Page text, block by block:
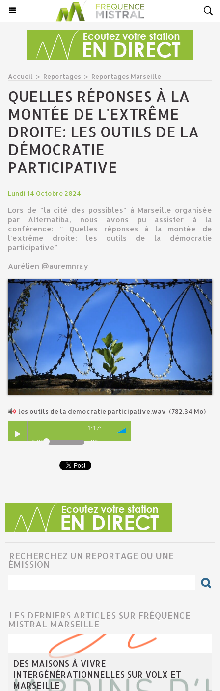
Accueil > Reportages > Reportages Marseille
QUELLES RÉPONSES À LA
MONTÉE DE L'EXTRÊME
DROITE: LES OUTILS DE LA
DÉMOCRATIE
PARTICIPATIVE
Lundi 14 Octobre 2024
Lors de "la cité des possibles" à Marseille organisée
par Alternatiba, nous avons pu assister à la
conférence: " Quelles réponses à la montée de
l'extrême droite: les outils de la démocratie
participative"
Aurélien @auremnray
les outils de la democratie participative.wav (782.34 Mo)
0:00
1:17:
30
RECHERCHEZ UN REPORTAGE OU UNE
ÉMISSION
LES DERNIERS ARTICLES SUR FRÉQUENCE
MISTRAL MARSEILLE
DES MAISONS À VIVRE
INTERGÉNÉRATIONNELLES SUR VOLX ET
MARSEILLE